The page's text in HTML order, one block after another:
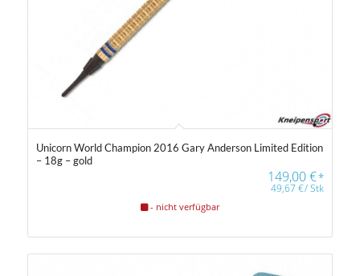
Unicorn World Champion 2016 Gary Anderson Limited Edition
– 18g – gold
149,00€*
49,67€/Stk
- nicht verfügbar